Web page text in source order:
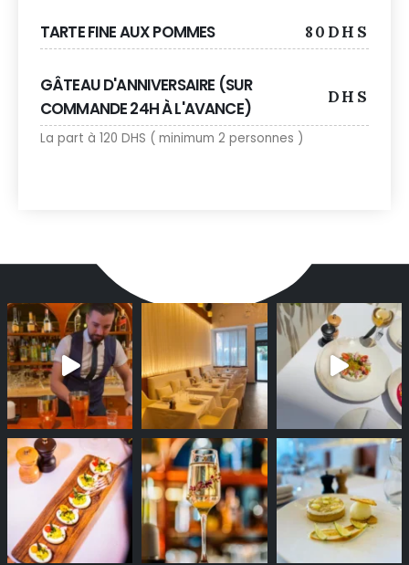
TARTE FINE AUX POMMES 80DHS
GÂTEAU D'ANNIVERSAIRE (SUR
COMMANDE 24H À L'AVANCE)
DHS
La part à 120 DHS ( minimum 2 personnes )